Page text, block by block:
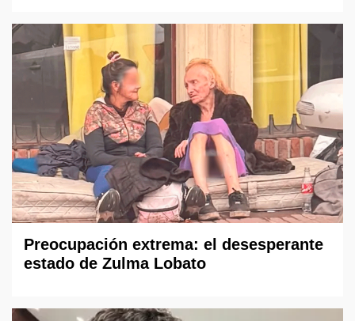
Preocupación extrema: el desesperante
estado de Zulma Lobato